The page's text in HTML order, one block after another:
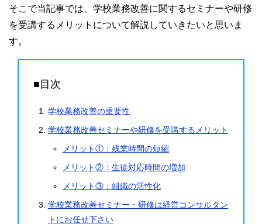
そこで当記事では、学校業務改善に関するセミナーや研修
を受講するメリットについて解説していきたいと思いま
す。
■目次
学校業務改善の重要性
学校業務改善セミナーや研修を受講するメリット
メリット①：残業時間の短縮
メリット②：生徒対応時間の増加
メリット③：組織の活性化
学校業務改善セミナー・研修は経営コンサルタン
トにお任せ下さい